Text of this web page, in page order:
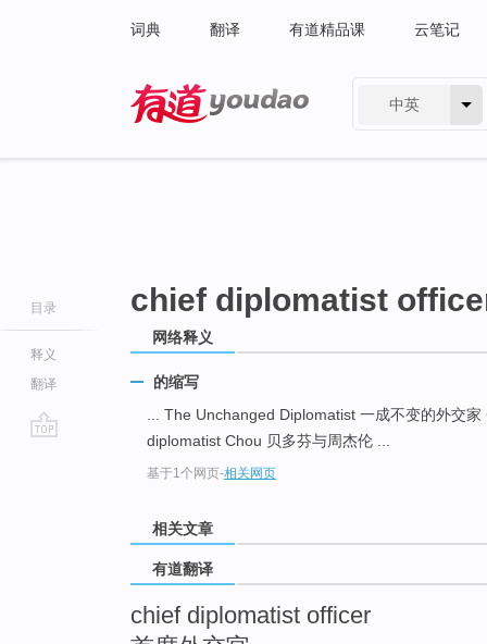
词典 翻译 有道精品课 云笔记
中英
目录
释义
翻译
chief diplomatist
网络释义
的缩写
... The Unchanged Diplomatist 一成不变的外交家
diplomatist Chou 贝多芬与周杰伦 ...
基于1个网页-相关网页
相关文章
有道翻译
chief diplomatist officer